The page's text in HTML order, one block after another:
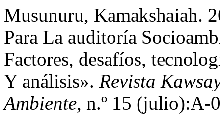
Musunuru, Kamakshaiah.
Para La auditoría
Factores, desafíos,
Y análisis». Revista
Ambiente, n.º 15 (julio):A-